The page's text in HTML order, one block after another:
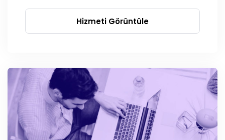
Hizmeti Görüntüle